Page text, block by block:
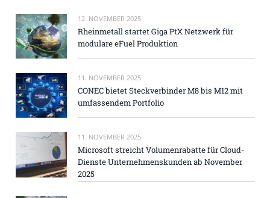
12. NOVEMBER 2025
Rheinmetall startet Giga PtX Netzwerk für
modulare eFuel Produktion
11. NOVEMBER 2025
CONEC bietet Steckverbinder M8 bis M12 mit
umfassendem Portfolio
11. NOVEMBER 2025
Microsoft streicht Volumenrabatte für Cloud-
Dienste Unternehmenskunden ab November
2025